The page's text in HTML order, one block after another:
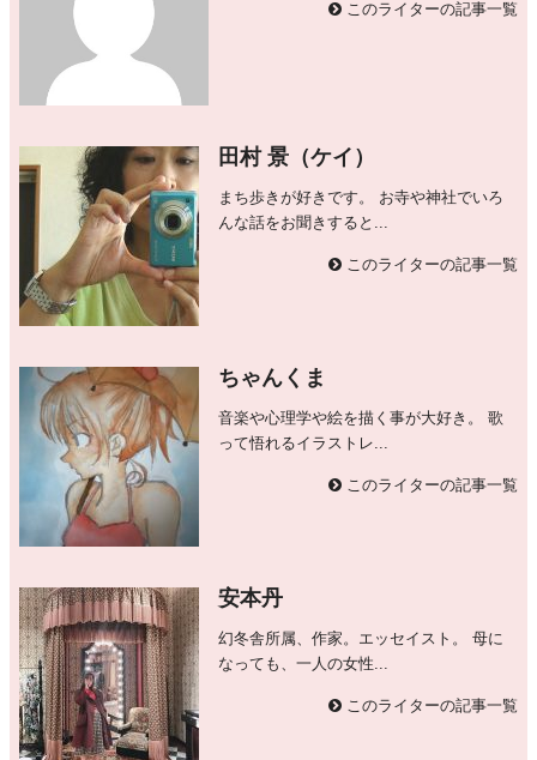
このライターの記事一覧
田村 景（ケイ）
まち歩きが好きです。 お寺や神社でいろ
んな話をお聞きすると...
このライターの記事一覧
ちゃんくま
音楽や心理学や絵を描く事が大好き。 歌
って悟れるイラストレ...
このライターの記事一覧
安本丹
幻冬舎所属、作家。エッセイスト。 母に
なっても、一人の女性...
このライターの記事一覧